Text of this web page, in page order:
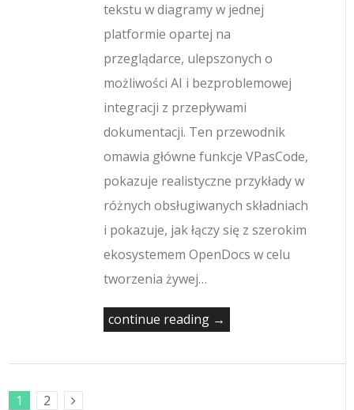
tekstu w diagramy w jednej
platformie opartej na
przeglądarce, ulepszonych o
możliwości AI i bezproblemowej
integracji z przepływami
dokumentacji. Ten przewodnik
omawia główne funkcje VPasCode,
pokazuje realistyczne przykłady w
różnych obsługiwanych składniach
i pokazuje, jak łączy się z szerokim
ekosystemem OpenDocs w celu
tworzenia żywej…
continue reading →
1
2